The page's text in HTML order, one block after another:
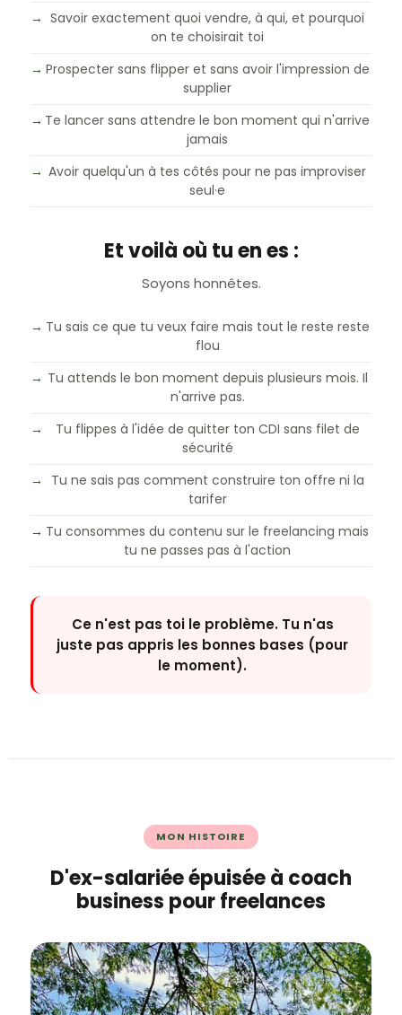
→ Savoir exactement quoi vendre, à qui, et pourquoi
on te choisirait toi
→ Prospecter sans flipper et sans avoir l'impression de
supplier
→ Te lancer sans attendre le bon moment qui n'arrive
jamais
→ Avoir quelqu'un à tes côtés pour ne pas improviser
seul·e
Et voilà où tu en es :
Soyons honnêtes.
→ Tu sais ce que tu veux faire mais tout le reste reste
flou
→ Tu attends le bon moment depuis plusieurs mois. Il
n'arrive pas.
→
Tu flippes à l'idée de quitter ton CDI sans filet de
sécurité
→
Tu ne sais pas comment construire ton offre ni la
tarifer
→ Tu consommes du contenu sur le freelancing mais
tu ne passes pas à l'action
Ce n'est pas toi le problème. Tu n'as
juste pas appris les bonnes bases (pour
le moment).
MON HISTOIRE
D'ex-salariée épuisée à coach
business pour freelances